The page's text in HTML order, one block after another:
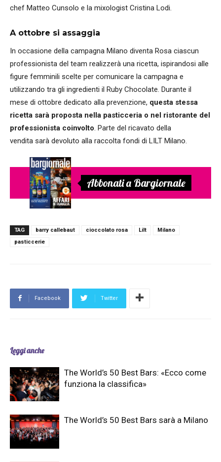
chef Matteo Cunsolo e la mixologist Cristina Lodi.
A ottobre si assaggia
In occasione della campagna Milano diventa Rosa ciascun
professionista del team realizzerà una ricetta, ispirandosi alle
figure femminili scelte per comunicare la campagna e
utilizzando tra gli ingredienti il Ruby Chocolate. Durante il
mese di ottobre dedicato alla prevenzione, questa stessa
ricetta sarà proposta nella pasticceria o nel ristorante del
professionista coinvolto. Parte del ricavato della
vendita sarà devoluto alla raccolta fondi di LILT Milano.
Abbonati a Bargiornale
TAG barry callebaut cioccolato rosa Lilt
Milano
pasticcerie
Facebook Twitter
Leggi anche
The World’s 50 Best Bars: «Ecco come
funziona la classifica»
The World’s 50 Best Bars sarà a Milano